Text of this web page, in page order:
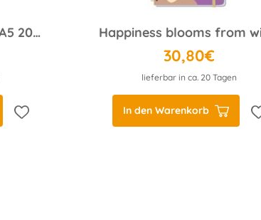
Nature Bullet Journal A5 2025
30,80€
lieferbar in ca. 20 Tagen
In den Warenkorb